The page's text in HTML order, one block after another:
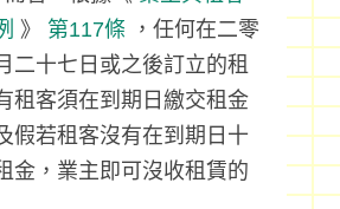
》 第117條 ，任何在二零
二十七日或之後訂立的租
租客須在到期日繳交租金
假若租客沒有在到期日十
金，業主即可沒收租賃的